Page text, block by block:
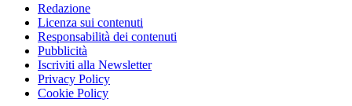
Redazione
Licenza sui contenuti
Responsabilità dei contenuti
Pubblicità
Iscriviti alla Newsletter
Privacy Policy
Cookie Policy